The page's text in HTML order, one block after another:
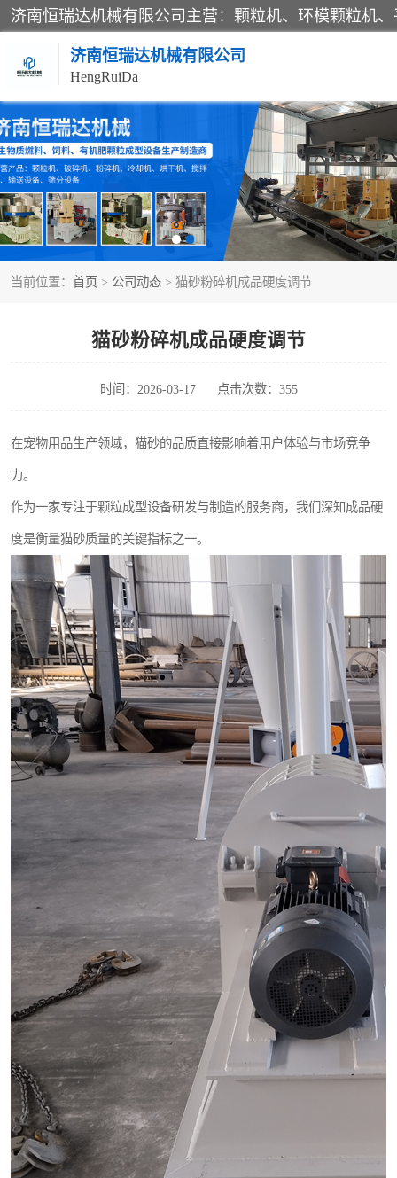
济南恒瑞达机械有限公司
HengRuiDa
当前位置： 首页 > 公司动态 > 猫砂粉碎机成品硬度调节
猫砂粉碎机成品硬度调节
时间：2026-03-17 点击次数：355
在宠物用品生产领域，猫砂的品质直接影响着用户体验与市场竞争
力。
作为一家专注于颗粒成型设备研发与制造的服务商，我们深知成品硬
度是衡量猫砂质量的关键指标之一。
颗粒机
平模颗粒机
秸秆颗粒机
燃料颗粒机
滚筒筛
锯末滚筒筛